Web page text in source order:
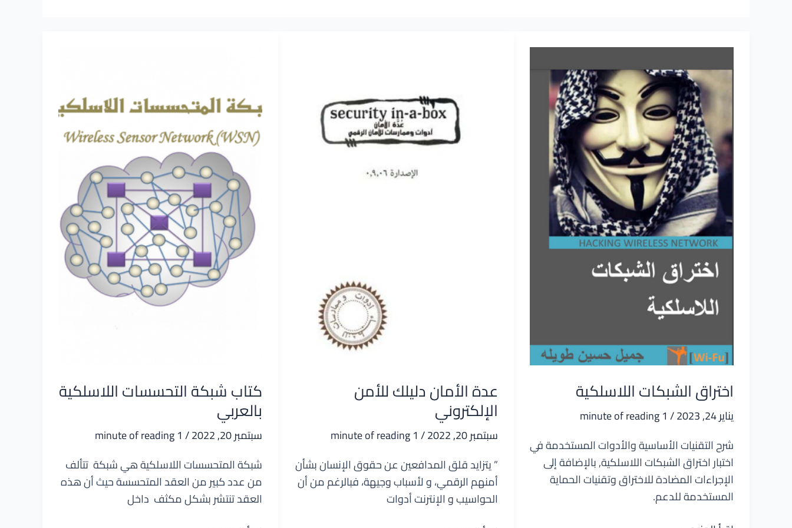
اختراق الشبكات اللاسلكية
يناير 24, 2023 /
1 minute of reading
شرح التقنيات الأساسية والأدوات المستخدمة في
اختبار اختراق الشبكات اللاسلكية, بالإضافة إلى
الإجراءات المضادة للاختراق وتقنيات الحماية
المستخدمة للدعم.
عدة الأمان دليلك للأمن
الإلكتروني
سبتمبر 20, 2022 /
1 minute of reading
” يتزايد قلق المدافعين عن حقوق الإنسان بشأن
أمنهم الرقمي، و لأسباب وجيهة، فبالرغم من أن
الحواسيب و الإنترنت أدوات
كتاب شبكة التحسسات اللاسلكية
بالعربي
سبتمبر 20, 2022 /
1 minute of reading
شبكة المتحسسات اللاسلكية هي شبكة تتألف
من عدد كبير من العقد المتحسسة حيث أن هذه
العقد تنتشر بشكل مكثف داخل